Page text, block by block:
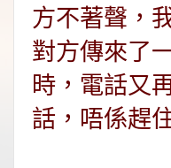
方不著聲，
對方傳來了
時，電話又
話，唔係趕